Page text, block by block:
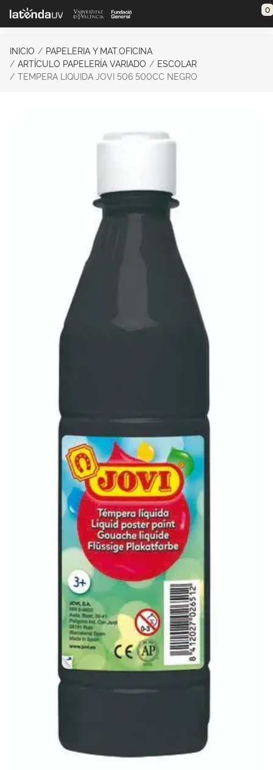
Saltar al contenido principal 0
INICIO
PAPELERIA Y MAT.OFICINA
ARTÍCULO PAPELERÍA VARIADO
ESCOLAR
TEMPERA LIQUIDA JOVI 506 500CC NEGRO